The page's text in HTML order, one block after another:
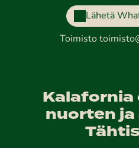
Lähetä
Toimisto
Kalafornia
nuorten